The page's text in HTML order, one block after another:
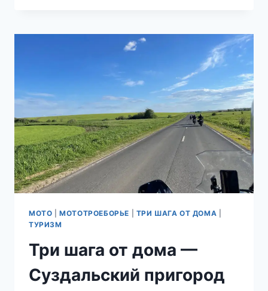
SENA
SENA
SRL3,
SENA
50B
МОТО |МОТОТРОЕБОРЬЕ ТРИ ШАГА ОТ ДОМА
ТУРИЗМ
Три шага от дома —
Суздальский пригород